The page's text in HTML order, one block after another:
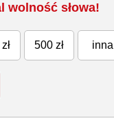
wolność słowa!
500 zł inna